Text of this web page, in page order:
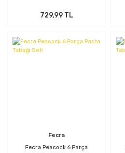
729,99 TL
Fecra
Fecra Peacock 6 Parça